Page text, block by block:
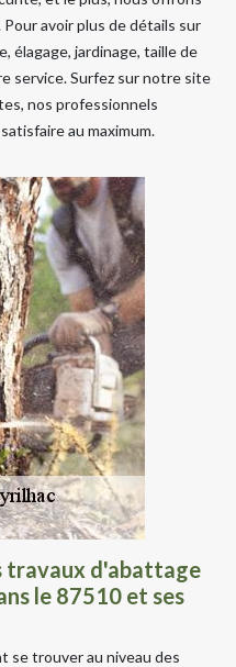
avoir plus de détails sur
élagage, jardinage, taille de
service. Surfez sur notre site
nos professionnels
au maximum.
travaux d'abattage
le 87510 et ses
se trouver au niveau des